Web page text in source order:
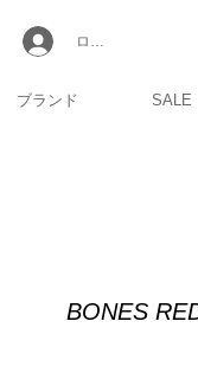
ブランド SALE
ログイン
BONES